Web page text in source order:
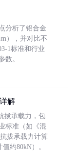
分析了铝合金
），并对比不
1标准和行业
数。
解
拔承载力，包
标准（如《混
拔承载力计算
约80kN）。